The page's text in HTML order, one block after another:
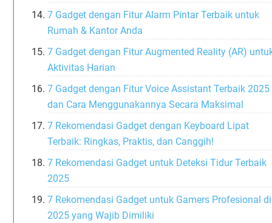
7 Gadget dengan Fitur Alarm Pintar Terbaik untuk
Rumah & Kantor Anda
7 Gadget dengan Fitur Augmented Reality (AR)
Aktivitas Harian
7 Gadget dengan Fitur Voice Assistant Terbaik 2025
dan Cara Menggunakannya Secara Maksimal
7 Rekomendasi Gadget dengan Keyboard Lipat
Terbaik: Ringkas, Praktis, dan Canggih!
7 Rekomendasi Gadget untuk Deteksi Tidur Terbaik
2025
7 Rekomendasi Gadget untuk Gamers Profesional di
2025 yang Wajib Dimiliki